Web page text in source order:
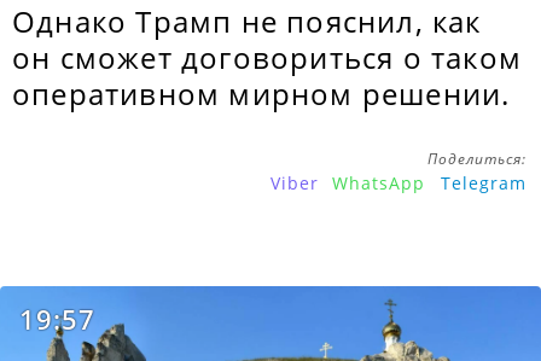
Однако Трамп не пояснил, как
он сможет договориться о таком
оперативном мирном решении.
Поделиться:
Viber WhatsApp Telegram
19:57